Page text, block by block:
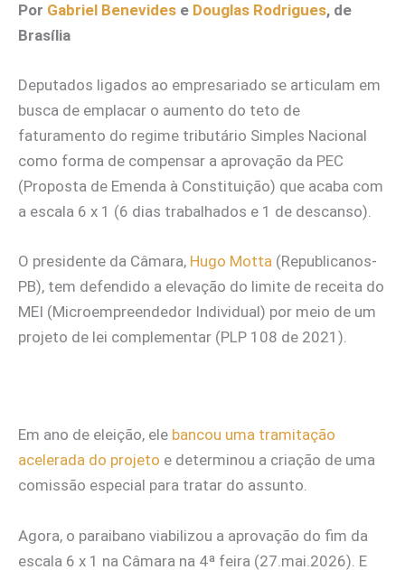
Por Gabriel Benevides e Douglas Rodrigues, de
Brasília
Deputados ligados ao empresariado se articulam em
busca de emplacar o aumento do teto de
faturamento do regime tributário Simples Nacional
como forma de compensar a aprovação da PEC
(Proposta de Emenda à Constituição) que acaba com
a escala 6 x 1 (6 dias trabalhados e 1 de descanso).
O presidente da Câmara, Hugo Motta (Republicanos-
PB), tem defendido a elevação do limite de receita do
MEI (Microempreendedor Individual) por meio de um
projeto de lei complementar (PLP 108 de 2021).
Em ano de eleição, ele bancou uma tramitação
acelerada do projeto e determinou a criação de uma
comissão especial para tratar do assunto.
Agora, o paraibano viabilizou a aprovação do fim da
escala 6 x 1 na Câmara na 4ª feira (27.mai.2026). E